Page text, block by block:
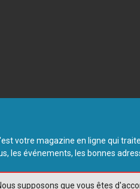
votre magazine en ligne qui
les événements, les bonnes
supposons que vous êtes